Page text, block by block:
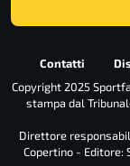
Contatti
Copyright 2025
stampa dal
Direttore
Copertino - Editore: